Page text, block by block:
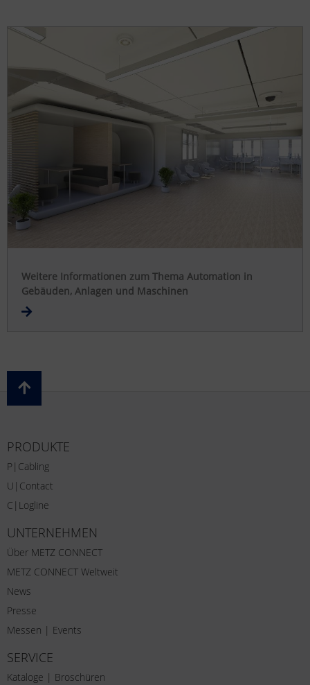
Weitere Informationen zum Thema Automation in
Gebäuden, Anlagen und Maschinen
PRODUKTE
P|Cabling
U|Contact
C|Logline
UNTERNEHMEN
Über METZ CONNECT
METZ CONNECT Weltweit
News
Presse
Messen | Events
SERVICE
Kataloge | Broschüren